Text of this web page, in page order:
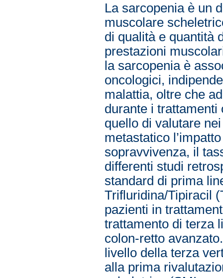
La sarcopenia è un
muscolare
di qualità e quantità
prestazioni
la sarcopenia è
oncologici,
malattia, oltre che
durante i trattamenti
quello di valutare
metastatico
sopravvivenza, il
differenti studi
standard di prima
Trifluridina/Tipiracil
pazienti in
trattamento di terza
colon-retto
livello della terza
alla prima